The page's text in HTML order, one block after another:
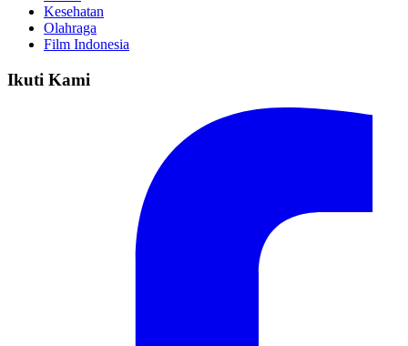
Kesehatan
Olahraga
Film Indonesia
Ikuti Kami